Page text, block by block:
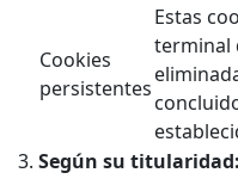
Cookies
persistentes
Estas
terminal
Según su titularidad: